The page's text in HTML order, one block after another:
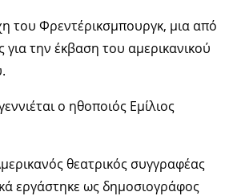
του Φρεντέρικσμπουργκ, μια από
για την έκβαση του αμερικανικού
ο ηθοποιός Εμίλιος
θεατρικός συγγραφέας
εργάστηκε ως δημοσιογράφος